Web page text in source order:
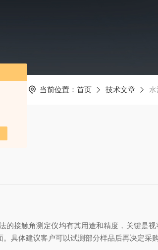
当前位置： 首页 技术文章
接触角测定仪均有其用途和精度，关键是
具体建议客户可以试测部分样品后再决定采